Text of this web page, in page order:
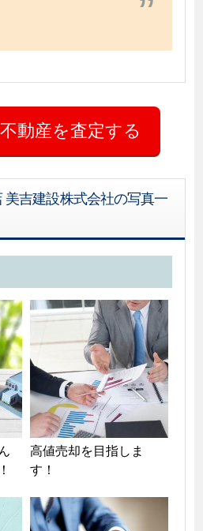
美吉建設株式会社の写真一
高値売却を目指しま
す！